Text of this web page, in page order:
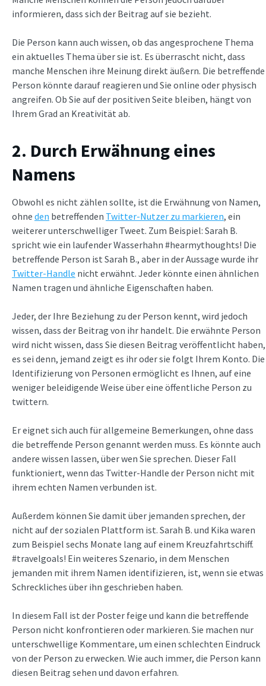
informieren, dass sich der Beitrag auf sie bezieht.
Die Person kann auch wissen, ob das angesprochene Thema
ein aktuelles Thema über sie ist. Es überrascht nicht, dass
manche Menschen ihre Meinung direkt äußern. Die betreffende
Person könnte darauf reagieren und Sie online oder physisch
angreifen. Ob Sie auf der positiven Seite bleiben, hängt von
Ihrem Grad an Kreativität ab.
2. Durch Erwähnung eines
Namens
Obwohl es nicht zählen sollte, ist die Erwähnung von Namen,
ohne den betreffenden Twitter-Nutzer zu markieren, ein
weiterer unterschwelliger Tweet. Zum Beispiel: Sarah B.
spricht wie ein laufender Wasserhahn #hearmythoughts! Die
betreffende Person ist Sarah B., aber in der Aussage wurde ihr
Twitter-Handle nicht erwähnt. Jeder könnte einen ähnlichen
Namen tragen und ähnliche Eigenschaften haben.
Jeder, der Ihre Beziehung zu der Person kennt, wird jedoch
wissen, dass der Beitrag von ihr handelt. Die erwähnte Person
wird nicht wissen, dass Sie diesen Beitrag veröffentlicht haben,
es sei denn, jemand zeigt es ihr oder sie folgt Ihrem Konto. Die
Identifizierung von Personen ermöglicht es Ihnen, auf eine
weniger beleidigende Weise über eine öffentliche Person zu
twittern.
Er eignet sich auch für allgemeine Bemerkungen, ohne dass
die betreffende Person genannt werden muss. Es könnte auch
andere wissen lassen, über wen Sie sprechen. Dieser Fall
funktioniert, wenn das Twitter-Handle der Person nicht mit
ihrem echten Namen verbunden ist.
Außerdem können Sie damit über jemanden sprechen, der
nicht auf der sozialen Plattform ist. Sarah B. und Kika waren
zum Beispiel sechs Monate lang auf einem Kreuzfahrtschiff.
#travelgoals! Ein weiteres Szenario, in dem Menschen
jemanden mit ihrem Namen identifizieren, ist, wenn sie etwas
Schreckliches über ihn geschrieben haben.
In diesem Fall ist der Poster feige und kann die betreffende
Person nicht konfrontieren oder markieren. Sie machen nur
unterschwellige Kommentare, um einen schlechten Eindruck
von der Person zu erwecken. Wie auch immer, die Person kann
diesen Beitrag sehen und davon erfahren.